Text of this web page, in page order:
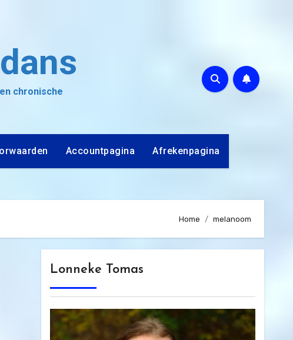
chronische
Accountpagina Afrekenpagina
Home melanoom
Lonneke Tomas